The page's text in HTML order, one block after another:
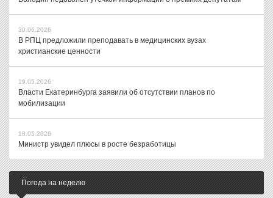
30.06.2026
В РПЦ предложили преподавать в медицинских вузах
христианские ценности
19.05.2026
Власти Екатеринбурга заявили об отсутствии планов по
мобилизации
18.05.2026
Министр увидел плюсы в росте безработицы
Погода на неделю